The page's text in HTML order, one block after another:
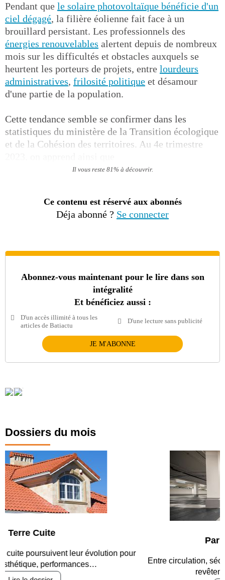
Pendant que le solaire photovoltaïque bénéficie d'un
ciel dégagé, la filière éolienne fait face à un
brouillard persistant. Les professionnels des
énergies renouvelables alertent depuis de nombreux
mois sur les difficultés et obstacles auxquels se
heurtent les porteurs de projets, entre lourdeurs
administratives, frilosité politique et désamour
d'une partie de la population.
Cette tendance semble se confirmer dans les
statistiques du ministère de la Transition écologique
et de la Cohésion des territoires. Au 4e trimestre
Il vous reste 81% à découvrir.
Ce contenu est réservé aux abonnés
Déja abonné ? Se connecter
Abonnez-vous maintenant pour le lire dans son
intégralité
Et bénéficiez aussi :
D'un accès illimité à tous les
articles de Batiactu
D'une lecture sans publicité
JE M'ABONNE
Dossiers du mois
Entre circulation, sécurisation des accès, durabilité des